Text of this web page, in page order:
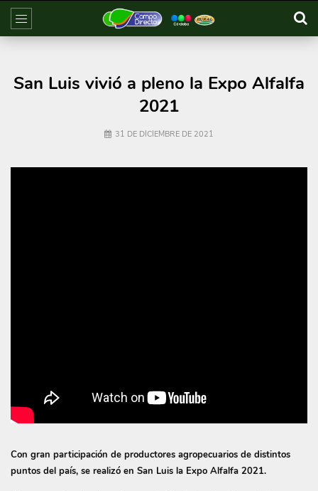
San Luis vivió a pleno la Expo Alfalfa
2021
31 DE DICIEMBRE DE 2021
Con gran participación de productores agropecuarios de distintos
puntos del país, se realizó en San Luis la Expo Alfalfa 2021.